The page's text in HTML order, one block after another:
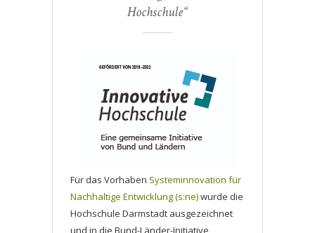
Hochschule“
Für das Vorhaben Systeminnovation für
Nachhaltige Entwicklung (s:ne)wurde die
Hochschule Darmstadt ausgezeichnet
und in die Bund-Länder-Initiative